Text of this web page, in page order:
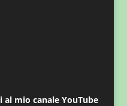
al mio canale YouTube